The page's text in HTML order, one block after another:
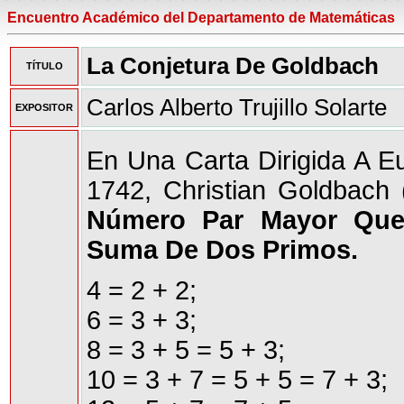
Encuentro Académico del Departamento de Matemáticas
TÍTULO La Conjetura De Goldbach
EXPOSITOR Carlos Alberto Trujillo Solarte
En Una Carta Dirigida A
1742, Christian
Número Par Mayor
Suma De Dos Primos.
4 = 2 + 2;
6 = 3 + 3;
8 = 3 + 5 = 5 + 3;
10 = 3 + 7 = 5 + 5 = 7 + 3;